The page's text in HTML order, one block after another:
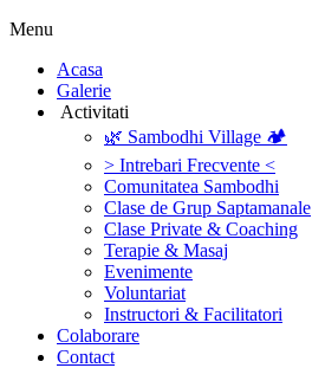
Menu
‎Acasa
Galerie
‎ ‎Activitati‎
🌿 Sambodhi Village 🏕️
> Intrebari Frecvente <
Comunitatea Sambodhi
Clase de Grup Saptamanale
Clase Private & Coaching
Terapie & Masaj
‎Evenimente
Voluntariat
‏‏‎Instructori & Facilitatori
Colaborare
Contact